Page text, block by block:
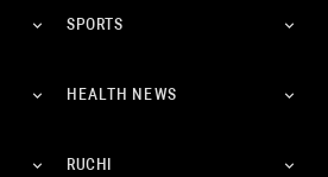
SPORTS
HEALTH NEWS
RUCHI